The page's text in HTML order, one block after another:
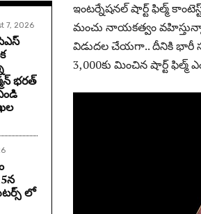
7, 2026
భరత్
లో
ఇంటర్నేషనల్ షార్ట్ ఫిల్మ్
మంచు నాయకత్వం
విడుదల చేయగా.. దీనికి భారీ
3,000కు మించిన షార్ట్ ఫిల్మ్